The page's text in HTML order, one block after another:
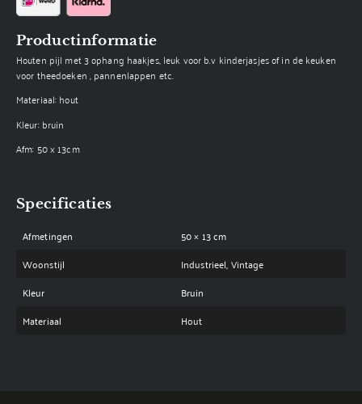
Productinformatie
Houten pijl met 3 ophang haakjes, leuk voor b.v kinderjasjes of in de keuken
voor theedoeken , pannenlappen etc.
Materiaal: hout
Kleur: bruin
Afm: 50 x 13cm
Specificaties
Afmetingen
50 × 13 cm
Woonstijl
Industrieel, Vintage
Kleur
Bruin
Materiaal
Hout